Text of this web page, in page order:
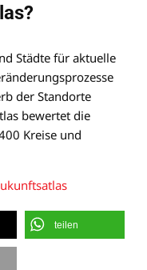
Städte für aktuelle
der Standorte
bewertet die
Kreise und
teilen